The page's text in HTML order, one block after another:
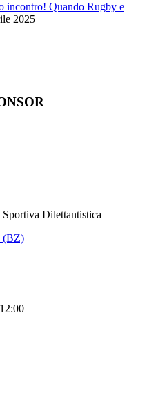
incontro! Quando Rugby e
2025
Dilettantistica
(BZ)